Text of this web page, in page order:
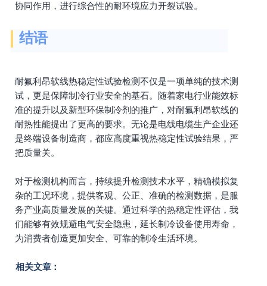
协同作用，进行综合性的耐环境应力开裂试验。
结语
耐氟利昂软线热稳定性试验检测不仅是一项单纯的技术测
试，更是保障制冷行业安全的基石。随着家电行业能效标
准的提升以及新型环保制冷剂的推广，对耐氟利昂软线的
耐热性能提出了更高的要求。无论是电线电缆生产企业还
是终端设备制造商，都应高度重视热稳定性试验结果，严
把质量关。
对于检测机构而言，持续提升检测技术水平，精确模拟复
杂的工况环境，提供客观、公正、准确的检测数据，是服
务产业高质量发展的关键。通过科学的热稳定性评估，我
们能够有效规避电气安全隐患，延长制冷设备使用寿命，
为消费者创造更加安全、可靠的制冷生活环境。
相关文章：